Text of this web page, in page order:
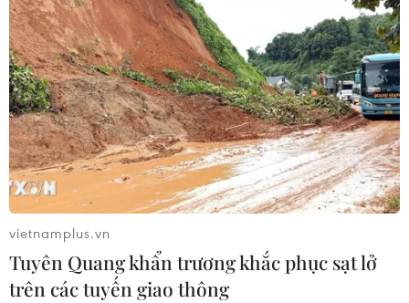
vietnamplus.vn
Tuyên Quang khẩn trương khắc phục sạt lở
trên các tuyến giao thông